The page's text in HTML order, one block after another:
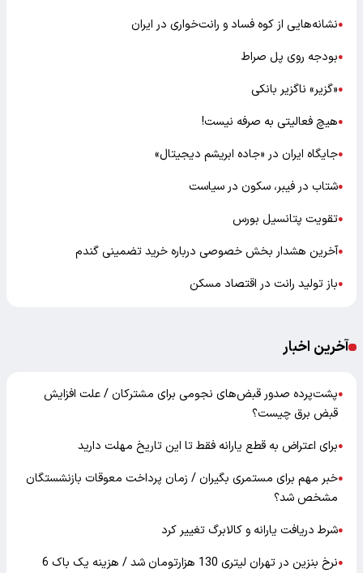
●نشانه‌هایی از کوه فساد و رانت‌خواری در ایران
●بودجه روی پل صراط
●«گزیر» ناگزیر بانکی
●هیچ فعالیتی به صرفه نیست!
●جایگاه ایران در «جاده ابریشم دیجیتال»
●شتاب در فیبر، سکون در سیاست
●تقویت پتانسیل بورس
●آخرین هشدار بخش خصوصی درباره خرید تضمینی گندم
●باز تولید رانت در اقتصاد مسکن
آخرین اخبار
●پشت‌پرده صدور قبض‌های نجومی برای مشترکان / علت افزایش
قبض برق چیست؟
●برای اعتراض به قطع یارانه فقط تا این تاریخ مهلت دارید
●خبر مهم برای مستمری بگیران / زمان پرداخت معوقات بازنشستگان
مشخص شد؟
●شرط دریافت یارانه و کالابرگ تغییر کرد
●
نرخ بنزین در تهران لیتری 130 هزارتومان شد / هزینه یک باک 6